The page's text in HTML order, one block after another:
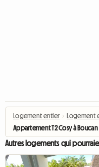
Logement entier › Logement
Appartement T2 Cosy à
Autres logements qui